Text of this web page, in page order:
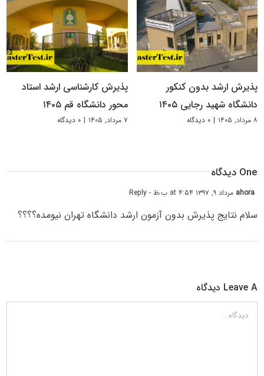
پذیرش ارشد بدون کنکور
دانشگاه شهید رجایی ۱۴۰۵
۸ مرداد, ۱۴۰۵ | ۰ دیدگاه
پذیرش کارشناسی ارشد استاد
محور دانشگاه قم ۱۴۰۵
۷ مرداد, ۱۴۰۵ | ۰ دیدگاه
One دیدگاه
ahora مرداد ۹, ۱۳۹۷ at ۴:۵۴ ب٫ظ - Reply
سلام نتایج پذیرش بدون آزمون ارشد دانشگاه تهران نیومده؟؟؟؟
Leave A دیدگاه
دیدگاه